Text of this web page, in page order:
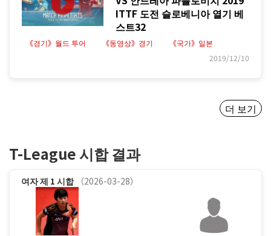
ITTF 도전 슬로베니아 열기 베
스트32
《경기》월드 투어 《동영상》경기
《국가》일본
2019/12/10
더 보기
T-League 시합 결과
여자제 1 시합 （2026-03-28）